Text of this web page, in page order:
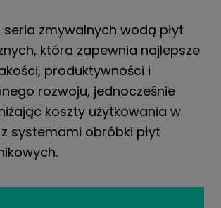
seria zmywalnych wodą płyt
która zapewnia najlepsze
produktywności i
rozwoju, jednocześnie
koszty użytkowania w
systemami obróbki płyt